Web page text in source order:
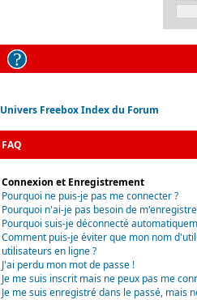
Univers Freebox Index du Forum
FAQ
Connexion et Enregistrement
Pourquoi ne puis-je pas me connecter ?
Pourquoi n'ai-je pas besoin de
Pourquoi suis-je déconnecté
Comment puis-je éviter que mon nom
utilisateurs en ligne ?
J'ai perdu mon mot de passe !
Je me suis inscrit mais ne peux pas me
Je me suis enregistré dans le passé, mais